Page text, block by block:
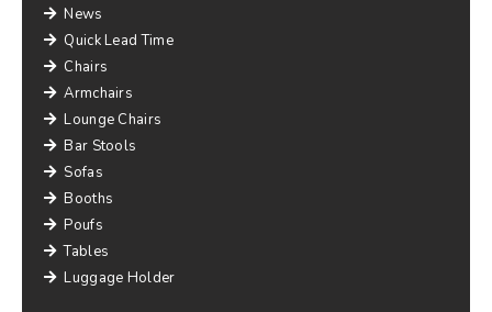
News
Quick Lead Time
Chairs
Armchairs
Lounge Chairs
Bar Stools
Sofas
Booths
Poufs
Tables
Luggage Holder